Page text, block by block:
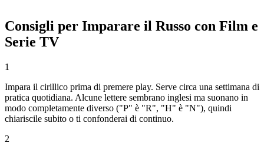
Consigli per Imparare il Russo con Film e
Serie TV
1
Impara il cirillico prima di premere play. Serve circa una settimana di
pratica quotidiana. Alcune lettere sembrano inglesi ma suonano in
modo completamente diverso ("P" è "R", "H" è "N"), quindi
chiariscile subito o ti confonderai di continuo.
2